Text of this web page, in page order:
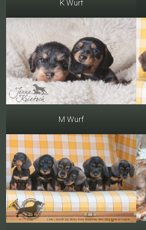
K Wurf
M Wurf